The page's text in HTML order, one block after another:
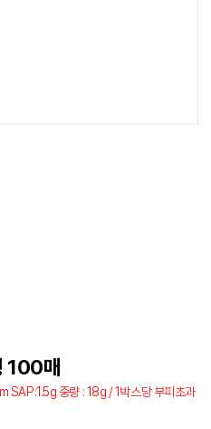
100매
중량 : 18g / 1박스당 부피초과